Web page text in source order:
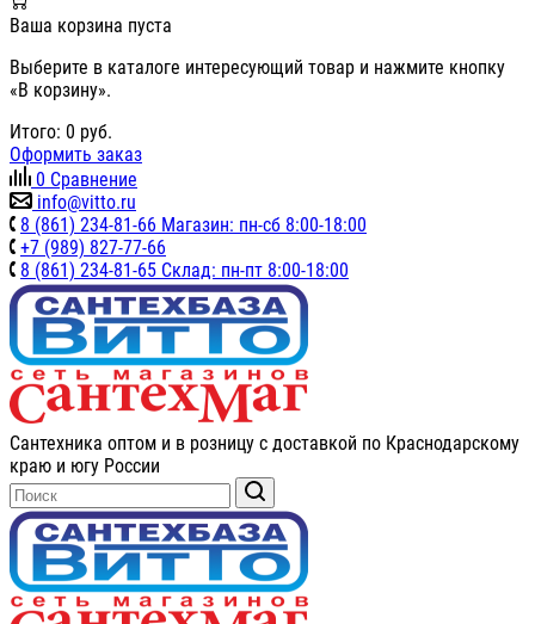
Ваша корзина пуста
Выберите в каталоге интересующий товар и нажмите кнопку
«В корзину».
Итого: 0 руб.
Оформить заказ
0 Сравнение
info@vitto.ru
8 (861) 234-81-66 Магазин: пн-сб 8:00-18:00
+7 (989) 827-77-66
8 (861) 234-81-65 Склад: пн-пт 8:00-18:00
Сантехника оптом и в розницу с доставкой по Краснодарскому
краю и югу России